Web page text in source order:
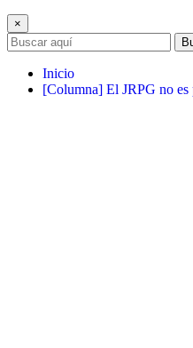
×
Inicio
[Columna] El JRPG no es